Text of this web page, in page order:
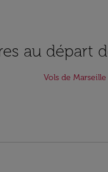
au départ
Vols de